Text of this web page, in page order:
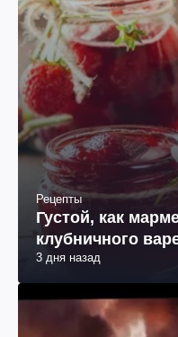
Рецепты
Густой, как
клубничного
3 дня назад